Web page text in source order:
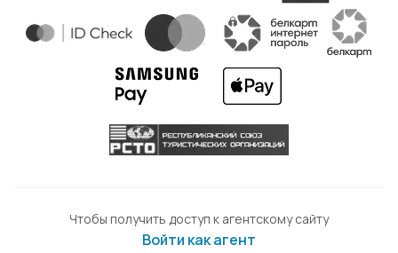
Чтобы получить доступ к агентскому сайту
Войти как агент